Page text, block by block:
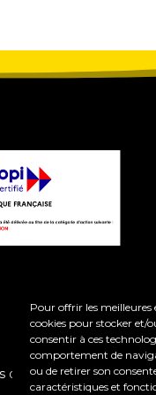
Pour offrir les meilleures
cookies pour stocker et/
consentir à ces
comportement de
ou de retirer son
caractéristiques et
du coaching et de